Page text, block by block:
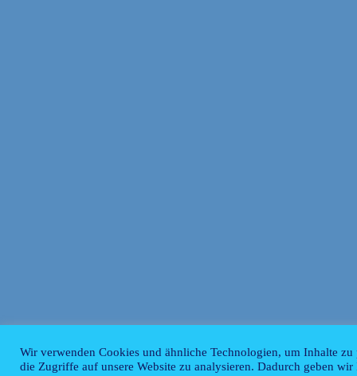
Wir verwenden Cookies und ähnliche Technologien, um Inhalte
die Zugriffe auf unsere Website zu analysieren. Dadurch geben